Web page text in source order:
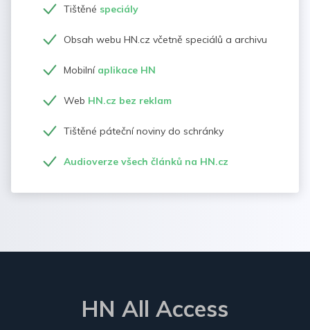
Tištěné speciály
Obsah webu HN.cz včetně speciálů a archivu
Mobilní aplikace HN
Web HN.cz bez reklam
Tištěné páteční noviny do schránky
Audioverze všech článků na HN.cz
HN All Access